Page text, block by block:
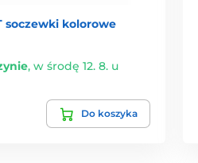
soczewki kolorowe
, w środę 12. 8. u
Do koszyka